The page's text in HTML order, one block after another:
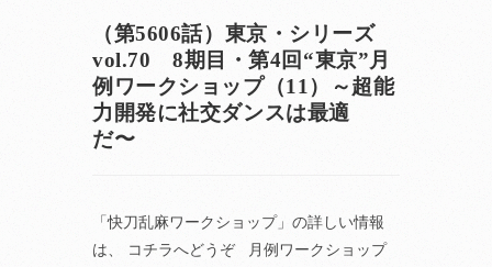
（第5606話）東京・シリーズ
vol.70 8期目・第4回“東京”月
例ワークショップ（11）～超能
力開発に社交ダンスは最適
だ〜
「快刀乱麻ワークショップ」の詳しい情報
は、 コチラへどうぞ 月例ワークショップ